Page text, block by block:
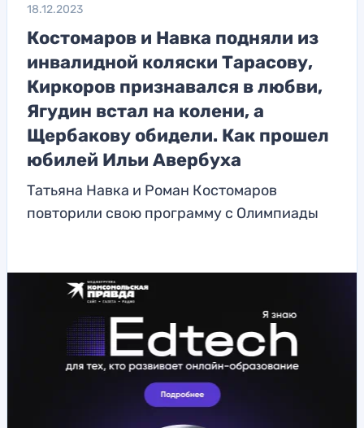
18.12.2023
Костомаров и Навка подняли из
инвалидной коляски Тарасову,
Киркоров признавался в любви,
Ягудин встал на колени, а
Щербакову обидели. Как прошел
юбилей Ильи Авербуха
Татьяна Навка и Роман Костомаров
повторили свою программу с Олимпиады